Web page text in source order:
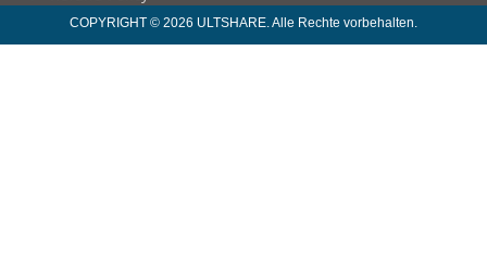
COPYRIGHT © 2026 ULTSHARE. Alle Rechte vorbehalten.